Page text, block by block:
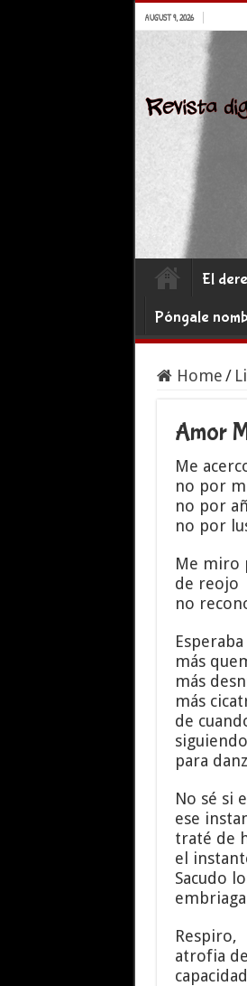
AUGUST 9, 2026
El
Póngale
Home/
Amor
Me
no por
no por
no por
Me miro
de reojo
no
más
más
más
de
para
No sé si
ese
traté de
el
Sacudo
Respiro,
atrofia